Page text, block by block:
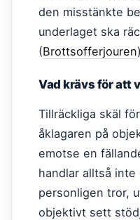
den misstänkte
underlaget ska
(Brottsofferjouren
Vad krävs för att
Tillräckliga skäl
åklagaren på
emotse en
handlar alltså inte
personligen tror,
objektivt sett